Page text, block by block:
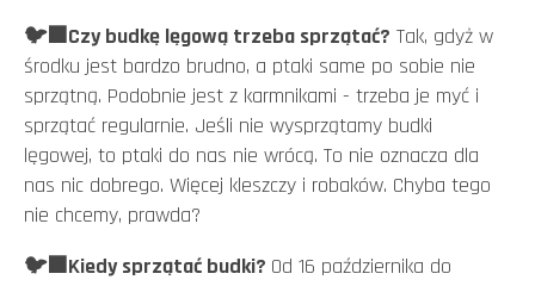
🐦‍⬛Czy budkę lęgową trzeba sprzątać? Tak, gdyż w
środku jest bardzo brudno, a ptaki same po sobie nie
sprzątną. Podobnie jest z karmnikami - trzeba je myć i
sprzątać regularnie. Jeśli nie wysprzątamy budki
lęgowej, to ptaki do nas nie wrócą. To nie oznacza dla
nas nic dobrego. Więcej kleszczy i robaków. Chyba tego
nie chcemy, prawda?
🐦‍⬛Kiedy sprzątać budki? Od 16 października do